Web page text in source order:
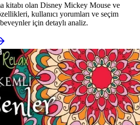
kitabı olan Disney Mickey Mouse ve
kullanıcı yorumları ve seçim
için detaylı analiz.